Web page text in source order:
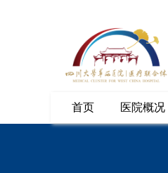
首页 医院概况